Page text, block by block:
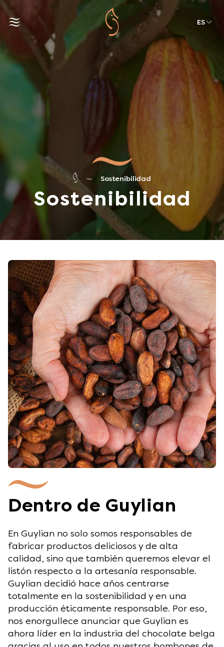
ES
Sostenibilidad
Sostenibilidad
Dentro de Guylian
En Guylian no solo somos responsables de
fabricar productos deliciosos y de alta
calidad, sino que también queremos elevar el
listón respecto a la artesanía responsable.
Guylian decidió hace años centrarse
totalmente en la sostenibilidad y en una
producción éticamente responsable. Por eso,
nos enorgullece anunciar que Guylian es
ahora líder en la industria del chocolate belga